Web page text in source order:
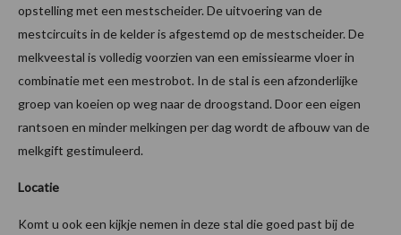
opstelling met een mestscheider. De uitvoering van de
mestcircuits in de kelder is afgestemd op de mestscheider. De
melkveestal is volledig voorzien van een emissiearme vloer in
combinatie met een mestrobot. In de stal is een afzonderlijke
groep van koeien op weg naar de droogstand. Door een eigen
rantsoen en minder melkingen per dag wordt de afbouw van de
melkgift gestimuleerd.
Locatie
Komt u ook een kijkje nemen in deze stal die goed past bij de